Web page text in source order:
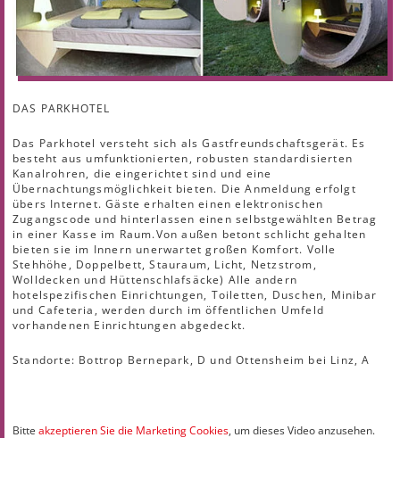
DAS PARKHOTEL
Das Parkhotel versteht sich als Gastfreundschaftsgerät. Es
besteht aus umfunktionierten, robusten standardisierten
Kanalrohren, die eingerichtet sind und eine
Übernachtungsmöglichkeit bieten. Die Anmeldung erfolgt
übers Internet. Gäste erhalten einen elektronischen
Zugangscode und hinterlassen einen selbstgewählten Betrag
in einer Kasse im Raum.Von außen betont schlicht gehalten
bieten sie im Innern unerwartet großen Komfort. Volle
Stehhöhe, Doppelbett, Stauraum, Licht, Netzstrom,
Wolldecken und Hüttenschlafsäcke) Alle andern
hotelspezifischen Einrichtungen, Toiletten, Duschen, Minibar
und Cafeteria, werden durch im öffentlichen Umfeld
vorhandenen Einrichtungen abgedeckt.
Standorte: Bottrop Bernepark, D und Ottensheim bei Linz, A
Bitte akzeptieren Sie die Marketing Cookies, um dieses Video anzusehen.